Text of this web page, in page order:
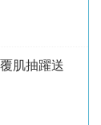
肌抽躍送